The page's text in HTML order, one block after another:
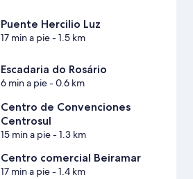
Puente Hercilio Luz
17 min a pie- 1.5 km
Escadaria do Rosário
6 min a pie- 0.6 km
Centro de Convenciones
Centrosul
15 min a pie- 1.3 km
Centro comercial Beiramar
17 min a pie- 1.4 km